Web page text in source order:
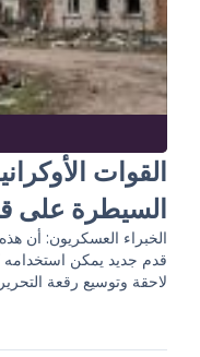
القوات
السيطرة على
الخبراء العسكريون: أن
قدم جديد يمكن
لاحقة وتوسيع رقعة التحرير